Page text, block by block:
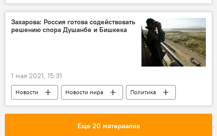
Политика
Мария Захарова
СМИ
США
Захарова: Россия готова содействовать
решению спора Душанбе и Бишкека
1 мая 2021, 15:31
Новости Новости мира
Политика
Россия
Мария Захарова
Душанбе
Еще 20 материалов